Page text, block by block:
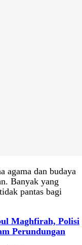
agama dan budaya
Banyak yang
pantas bagi
Maghfirah, Polisi
Perundungan